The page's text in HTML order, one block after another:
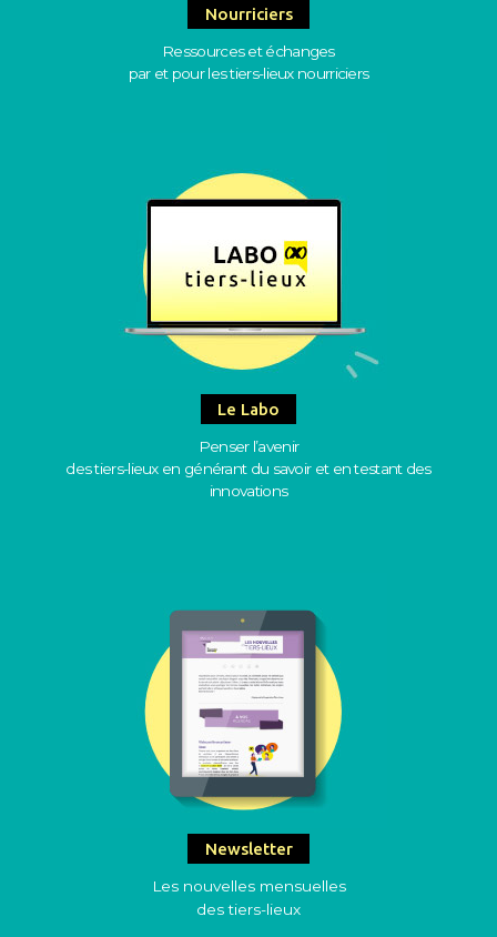
Nourriciers
Ressources et échanges
par et pour les tiers-lieux nourriciers
Le Labo
Penser l’avenir
des tiers-lieux en générant du savoir et en testant des
innovations
Newsletter
Les nouvelles mensuelles
des tiers-lieux